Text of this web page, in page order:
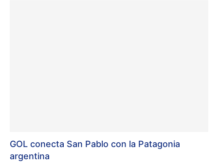
GOL conecta San Pablo con la Patagonia
argentina